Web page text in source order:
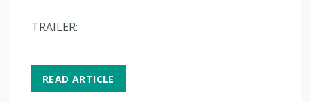
TRAILER:
READ ARTICLE